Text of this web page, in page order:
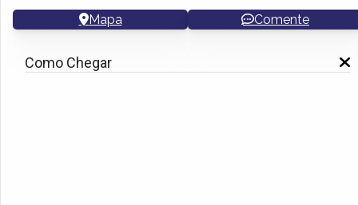
Mapa Comente
Como Chegar